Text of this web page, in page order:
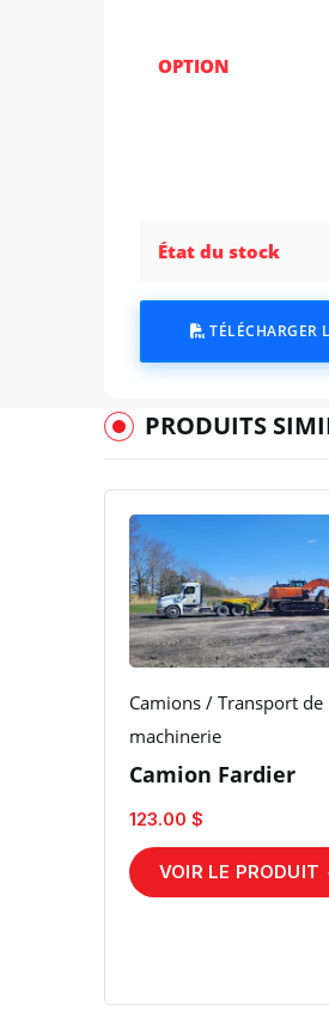
OPTION
État du stock
TÉLÉCHARGER
PRODUITS
Camions / Transport de
machinerie
Camion Fardier
123.00 $
VOIR LE PRODUIT